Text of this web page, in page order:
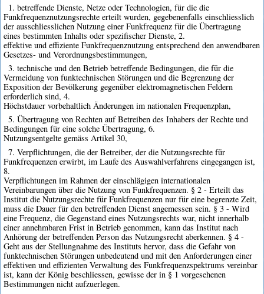
1. betreffende Dienste, Netze oder Technologien, für die die
Funkfrequenznutzungsrechte erteilt wurden, gegebenenfalls einschliesslich
der ausschliesslichen Nutzung einer Funkfrequenz für die Übertragung
eines bestimmten Inhalts oder spezifischer Dienste, 2.
effektive und effiziente Funkfrequenznutzung entsprechend den anwendbaren
Gesetzes- und Verordnungsbestimmungen,
3. technische und den Betrieb betreffende Bedingungen, die für die
Vermeidung von funktechnischen Störungen und die Begrenzung der
Exposition der Bevölkerung gegenüber elektromagnetischen Feldern
erforderlich sind, 4.
Höchstdauer vorbehaltlich Änderungen im nationalen Frequenzplan,
5. Übertragung von Rechten auf Betreiben des Inhabers der Rechte und
Bedingungen für eine solche Übertragung, 6.
Nutzungsentgelte gemäss Artikel 30,
7. Verpflichtungen, die der Betreiber, der die Nutzungsrechte für
Funkfrequenzen erwirbt, im Laufe des Auswahlverfahrens eingegangen ist,
8.
Verpflichtungen im Rahmen der einschlägigen internationalen
Vereinbarungen über die Nutzung von Funkfrequenzen. § 2 - Erteilt das
Institut die Nutzungsrechte für Funkfrequenzen nur für eine begrenzte Zeit,
muss die Dauer für den betreffenden Dienst angemessen sein. § 3 - Wird
eine Frequenz, die Gegenstand eines Nutzungsrechts war, nicht innerhalb
einer annehmbaren Frist in Betrieb genommen, kann das Institut nach
Anhörung der betreffenden Person das Nutzungsrecht aberkennen. § 4 -
Geht aus der Stellungnahme des Instituts hervor, dass die Gefahr von
funktechnischen Störungen unbedeutend und mit den Anforderungen einer
effektiven und effizienten Verwaltung des Funkfrequenzspektrums vereinbar
ist, kann der König beschliessen, gewisse der in § 1 vorgesehenen
Bestimmungen nicht aufzuerlegen.